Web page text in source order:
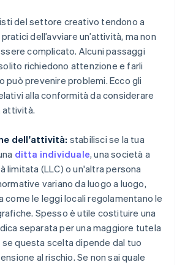
del settore creativo tendono a
dell’avviare un’attività, ma non
complicato. Alcuni passaggi
richiedono attenzione e farli
può prevenire problemi. Ecco gli
alla conformità da considerare
attività.
dell'attività: stabilisci se la tua
ditta individuale, una società a
limitata (LLC) o un'altra persona
variano da luogo a luogo,
come le leggi locali regolamentano le
Spesso è utile costituire una
separata per una maggiore tutela
se questa scelta dipende dal tuo
al rischio. Se non sai quale